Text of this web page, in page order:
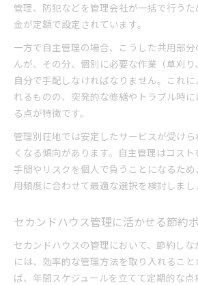
管理、防犯などを管理会社が一括で行う
金が定額で設定されています。
一方で自主管理の場合、こうした共用部
んが、その分、個別に必要な作業（草刈
自分で手配しなければなりません。これ
れるものの、突発的な修繕やトラブル時
る点が特徴です。
管理別荘地では安定したサービスが受け
くなる傾向があります。自主管理はコスト
手間やリスクを個人で負うことになるた
用頻度に合わせて最適な選択を検討しまし
セカンドハウス管理に活かせる節約
セカンドハウスの管理において、節約し
には、効率的な管理方法を取り入れるこ
ば、年間スケジュールを立てて定期的な